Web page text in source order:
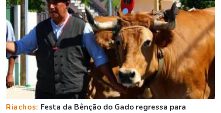
Riachos: Festa da Bênção do Gado regressa para